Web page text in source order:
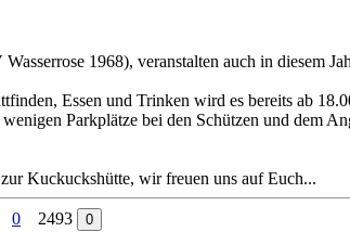
1968), veranstalten auch in diesem
Essen und Trinken wird es bereits ab
Parkplätze bei den Schützen und dem
Kuckuckshütte, wir freuen uns auf Euch...
0 2493 0